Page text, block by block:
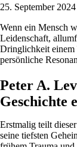
25. September
Wenn ein Mensch
Leidenschaft,
Dringlichkeit einem
persönliche
Peter A.
Geschichte
Erstmalig teilt
seine tiefsten